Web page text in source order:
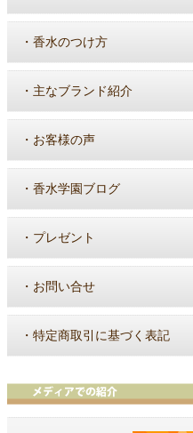
・ 香水のつけ方
・ 主なブランド紹介
・ お客様の声
・ 香水学園ブログ
・ プレゼント
・ お問い合せ
・ 特定商取引に基づく表記